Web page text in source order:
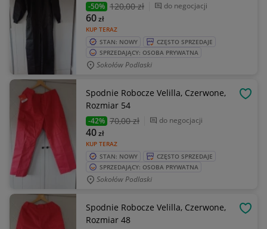
-50% 120,00 zł do negocjacji
KUP TERAZ
60zł
STAN: NOWY
CZĘSTO SPRZEDAJE
SPRZEDAJĄCY: OSOBA PRYWATNA
Sokołów Podlaski
Spodnie Robocze Velilla, Czerwone,
Rozmiar 54
-42% 70,00 zł do negocjacji
KUP TERAZ
40zł
STAN: NOWY
CZĘSTO SPRZEDAJE
SPRZEDAJĄCY: OSOBA PRYWATNA
Sokołów Podlaski
Spodnie Robocze Velilla, Czerwone,
Rozmiar 48